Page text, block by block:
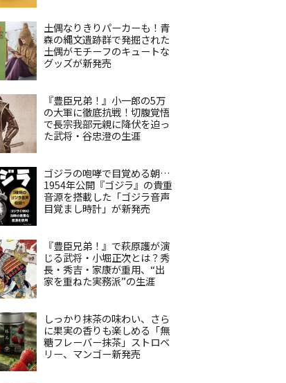
土偶なりきりパーカーも！青
森の縄文遺跡群で発掘された
土偶がモチーフのキュートな
グッズが新発売
『豊臣兄弟！』小一郎の5万
の大軍に徹底抗戦！切腹覚悟
で長宗我部元親に降伏を迫っ
た武将・谷忠澄の生涯
ゴジラの咆哮で目覚める朝…
1954年公開『ゴジラ』の貴重
音源を搭載した「ゴジラ音声
目覚まし時計」が新発売
『豊臣兄弟！』で萩原護が演
じる武将・小堀正次とは？秀
長・秀吉・家康が重用、“出
家を重ねた実務派”の生涯
しっかり抹茶の味わい、さら
に果実の香りも楽しめる「無
糖フレーバー抹茶」ストロベ
リー、マンゴー新発売